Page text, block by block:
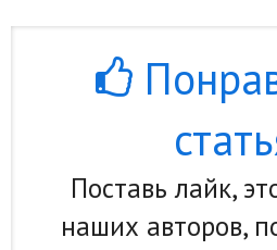
Поставь лайк,
наших авторов,